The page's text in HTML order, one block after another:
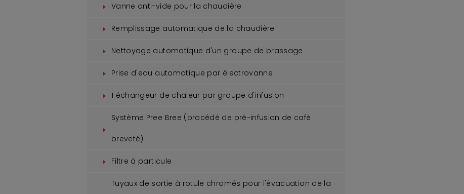
Vanne anti-vide pour la chaudière
Remplissage automatique de la chaudière
Nettoyage automatique d'un groupe de brassage
Prise d'eau automatique par électrovanne
1 échangeur de chaleur par groupe d'infusion
Système Pree Bree (procédé de pré-infusion de café
breveté)
Filtre à particule
Tuyaux de sortie à rotule chromés pour l'évacuation de la